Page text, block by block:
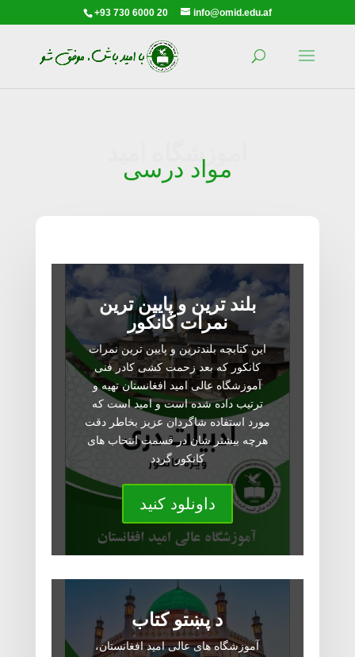
+93 730 6000 20 info@omid.edu.af
اموزشگاه امید
مواد درسی
بلند ترین و پایین ترین
نمرات کانکور
این کتابچه بلندترین و پایین ترین نمرات
کانکور که بعد زحمت کشی کادر فنی
آموزشگاه عالی امید افغانستان تهیه و
ترتیب داده شده است و امید است که
مورد استفاده شاگردان عزیز بخاطر دقت
هرچه بیشتر شان در قسمت انتخاب های
کانکور گردد
داونلود کنید
د پښتو کتاب
آموزشگاه های عالی امید افغانستان،